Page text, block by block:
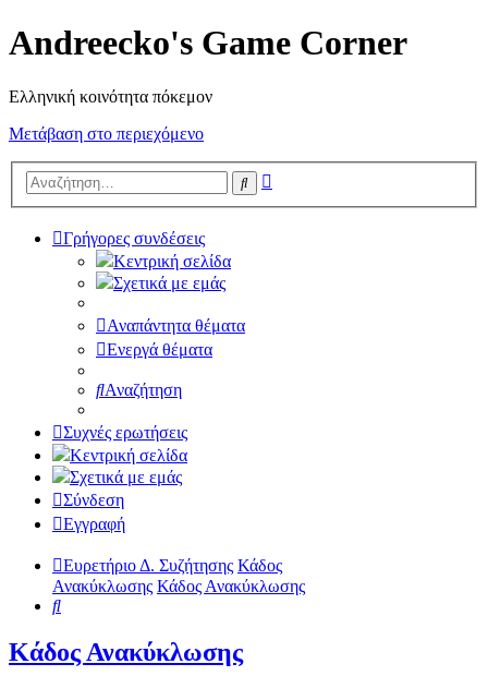
Andreecko's Game Corner
Ελληνική κοινότητα πόκεμον
Μετάβαση στο περιεχόμενο
Αναζήτηση
Γρήγορες συνδέσεις
Κεντρική σελίδα
Σχετικά με εμάς
Αναπάντητα θέματα
Ενεργά θέματα
Αναζήτηση
Συχνές ερωτήσεις
Κεντρική σελίδα
Σχετικά με εμάς
Σύνδεση
Εγγραφή
Ευρετήριο Δ. Συζήτησης Κάδος
Ανακύκλωσης Κάδος Ανακύκλωσης
Αναζήτηση
Κάδος Ανακύκλωσης